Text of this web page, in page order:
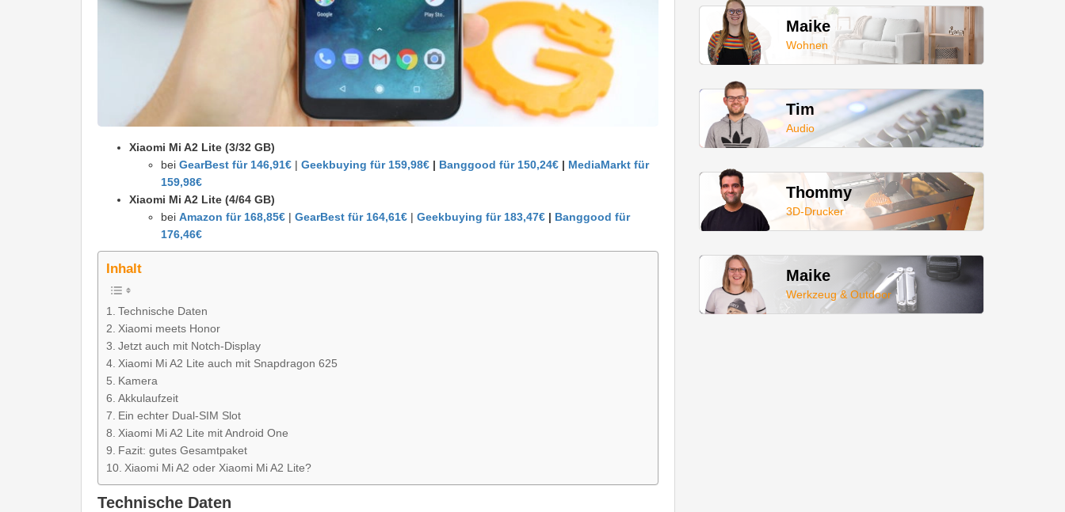
Xiaomi Mi A2 Lite (3/32 GB)
bei GearBest für 146,91€ | Geekbuying für 159,98€ | Banggood für 150,24€ | MediaMarkt für
159,98€
Xiaomi Mi A2 Lite (4/64 GB)
bei Amazon für 168,85€ | GearBest für 164,61€ | Geekbuying für 183,47€ | Banggood für
176,46€
Inhalt
Technische Daten
Xiaomi meets Honor
Jetzt auch mit Notch-Display
Xiaomi Mi A2 Lite auch mit Snapdragon 625
Kamera
Akkulaufzeit
Ein echter Dual-SIM Slot
Xiaomi Mi A2 Lite mit Android One
Fazit: gutes Gesamtpaket
Xiaomi Mi A2 oder Xiaomi Mi A2 Lite?
Technische Daten
Maike
Wohnen
Tim
Audio
Thommy
3D-Drucker
Maike
Werkzeug & Outdoor